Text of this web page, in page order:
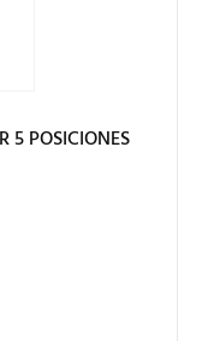
5 POSICIONES